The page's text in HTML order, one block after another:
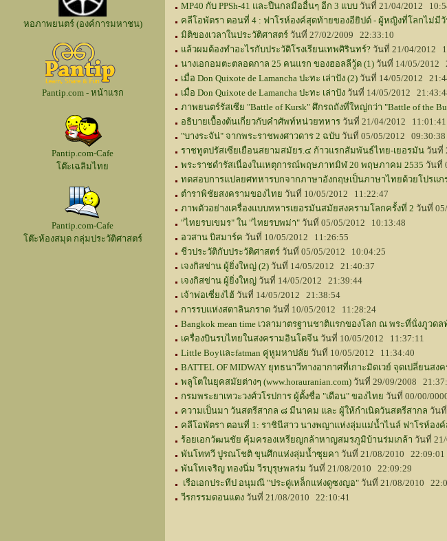
หอภาพยนตร์ (องค์การมหาชน)
Pantip.com - หน้าแรก
Pantip.com-Cafe
โต๊ะเฉลิมไทย
Pantip.com-Cafe
โต๊ะห้องสมุด กลุ่มประวัติศาสตร์
MP40 กับ PPSh-41 และปืนกลมืออื่นๆ อีก 3 แบบ วันที่ 21/04/2012
คลีโอพัตรา ตอนที่ 4 : ฟาโรห์องค์สุดท้ายของอียิปต์ - ผู้หญิงที่โลกไม่มี
มิติของเวลาในประวัติศาสตร์ วันที่ 27/02/2009 22:33:10
แล้วผมต้องทำอะไรกับประวัติโรงเรียนเทพศิรินทร์? วันที่ 21/04/2012
นางเอกอมตะตลอดกาล 25 คนแรก ของฮอลลีวู้ด (1) วันที่ 14/05/2012
เมื่อ Don Quixote de Lamancha ปะทะ เล่าปัง (2) วันที่ 14/05/2012
เมื่อ Don Quixote de Lamancha ปะทะ เล่าปัง วันที่ 14/05/2012
ภาพยนตร์รัสเซีย "Battle of Kursk" ศึกรถถังที่ใหญ่กว่า "Battle of the
อธิบายเบื้องต้นเกี่ยวกับคำศัพท์หน่วยทหาร วันที่ 21/04/2012 11:01:41
"บางระจัน่" จากพระราชพงศาวดาร 2 ฉบับ วันที่ 05/05/2012 09:30:38
ราชทูตปรัสเซียเยือนสยามสมัยร.๔ ก้าวแรกสัมพันธ์ไทย-เยอรมัน วันที่
พระราชดำรัสเนื่องในเหตุการณ์พฤษภาทมิฬ 20 พฤษภาคม 2535 วันที่
ทดสอบการแปลยศทหารบกจากภาษาอังกฤษเป็นภาษาไทยด้วยโปรแ
ตำราพิชัยสงครามของไทย วันที่ 10/05/2012 11:22:47
ภาพตัวอย่างเครื่องแบบทหารเยอรมันสมัยสงครามโลกครั้งที่ 2 วันที่
"ไทยรบเขมร" ใน "ไทยรบพม่า" วันที่ 05/05/2012 10:13:48
อวสาน บิสมาร์ค วันที่ 10/05/2012 11:26:55
ชีวประวัติกับประวัติศาสตร์ วันที่ 05/05/2012 10:04:25
เจงกิสข่าน ผู้ยิ่งใหญ่ (2) วันที่ 14/05/2012 21:40:37
เจงกิสข่าน ผู้ยิ่งใหญ่ วันที่ 14/05/2012 21:39:44
เจ้าพ่อเซี่ยงไฮ้ วันที่ 14/05/2012 21:38:54
การรบแห่งสตาลินกราด วันที่ 10/05/2012 11:28:24
Bangkok mean time เวลามาตรฐานชาติแรกของโลก ณ พระที่นั่งภูวด
เครื่องบินรบไทยในสงครามอินโดจีน วันที่ 10/05/2012 11:37:11
Little Boyและfatman คู่หูมหาปลัย วันที่ 10/05/2012 11:34:40
BATTEL OF MIDWAY ยุทธนาวีทางอากาศที่เกาะมิดเวย์ จุดเปลี่ยนสง
พลูโตในยุคสมัยต่างๆ (www.horauranian.com) วันที่ 29/09/2008
กรมพระยาเทวะวงศ์วโรปการ ผู้ตั้งชื่อ "เดือน" ของไทย วันที่ 00/00/
ความเป็นมา วันสตรีสากล ๘ มีนาคม และ ผู้ให้กำเนิดวันสตรีสากล วัน
คลีโอพัตรา ตอนที่ 1: ราชินีสาว นางพญาแห่งลุ่มแม่น้ำไนล์ ฟาโรห์อ
ร้อยเอกวัฒนชัย คุ้มครองเหรียญกล้าหาญสมรภูมิบ้านร่มเกล้า วันที่
พันโททวี ปูรณโชติ ขุนศึกแห่งลุ่มน้ำซุยคา วันที่ 21/08/2010 22:09:01
พันโทเจริญ ทองนิ่ม วีรบุรุษพลร่ม วันที่ 21/08/2010 22:09:29
เรือเอกประทีป อนุมณี "ประดู่เหล็กแห่งดูซงญอ" วันที่ 21/08/2010
วีรกรรมดอนแตง วันที่ 21/08/2010 22:10:41